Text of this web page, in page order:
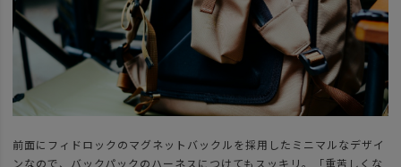
前面にフィドロックのマグネットバックルを採用したミニマルなデザイ
ンなので、バックパックのハーネスにつけてもスッキリ。「重苦しくな